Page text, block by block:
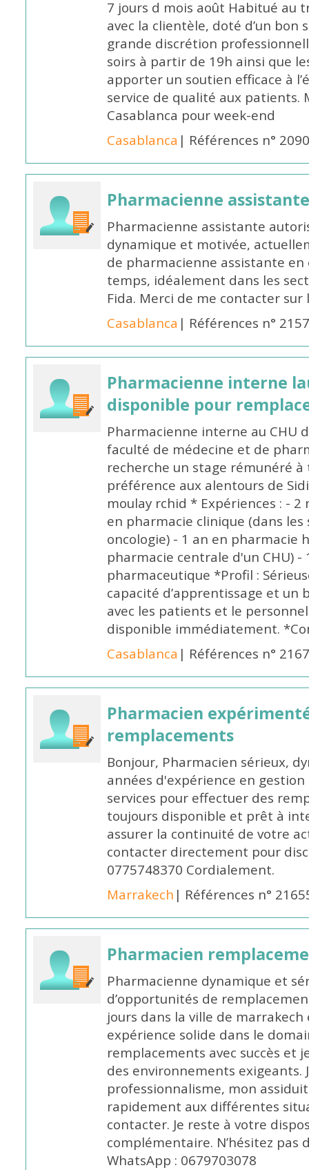
7 jours d mois août Habitué au
avec la clientèle, doté d’un bon
grande discrétion
soirs à partir de 19h ainsi que
apporter un soutien efficace à
service de qualité aux patients.
Casablanca pour week-end
Casablanca | Références n°
Pharmacienne
Pharmacienne assistante
dynamique et motivée,
de pharmacienne assistante en
temps, idéalement dans les
Fida. Merci de me contacter sur
Casablanca | Références n°
Pharmacienne interne
disponible pour
Pharmacienne interne au CHU
faculté de médecine et de
recherche un stage rémunéré
préférence aux alentours de
moulay rchid * Expériences : -
en pharmacie clinique (dans les
oncologie) - 1 an en pharmacie
pharmacie centrale d'un CHU)
pharmaceutique *Profil :
capacité d’apprentissage et un
avec les patients et le
disponible immédiatement.
Casablanca | Références n°
Pharmacien
remplacements
Bonjour, Pharmacien sérieux,
années d'expérience en
services pour effectuer des
toujours disponible et prêt à
assurer la continuité de votre
contacter directement pour
0775748370 Cordialement.
Marrakech | Références n°
Pharmacien
Pharmacienne dynamique et
d’opportunités de
jours dans la ville de marrakech
expérience solide dans le
remplacements avec succès et
des environnements exigeants.
professionnalisme, mon
rapidement aux différentes
contacter. Je reste à votre
complémentaire. N’hésitez
WhatsApp : 0679703078